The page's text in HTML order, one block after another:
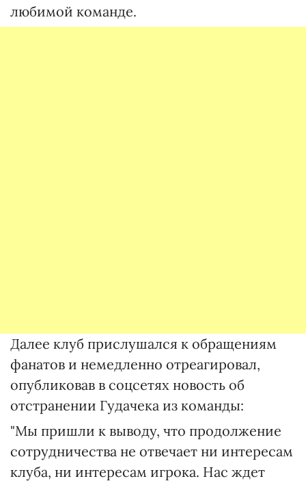
любимой команде.
Далее клуб прислушался к обращениям
фанатов и немедленно отреагировал,
опубликовав в соцсетях новость об
отстранении Гудачека из команды:
"Мы пришли к выводу, что продолжение
сотрудничества не отвечает ни интересам
клуба, ни интересам игрока. Нас ждет